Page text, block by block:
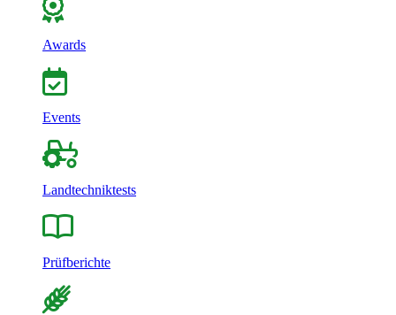
Awards
Events
Landtechniktests
Prüfberichte